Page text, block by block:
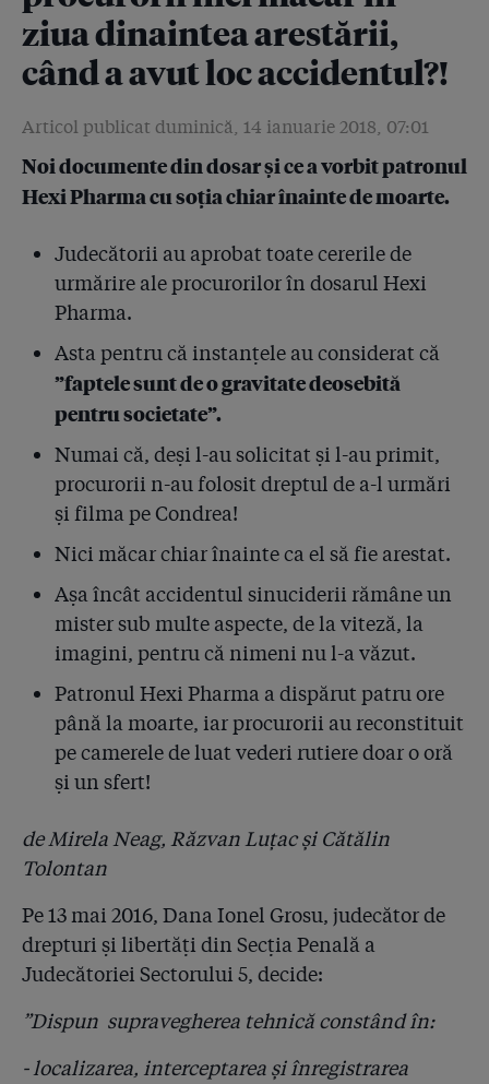
2.5 #Colectiv: Drapelul țesut cu fir de șpagă (I)
2.6
#Colectiv: Drapelul țesut cu fir de șpagă (II). Lista
Raed Arafat?
2.7
Pompierii au autorizat firma care a pus artificiile la
Colectiv să facă un show pirotehnic pe Național
Arena, stadion pe care tot pompierii nu l-au
Sora și nepotul colonelului Aldoiu, șeful celor doi
pompieri de la Colectiv, au o firmă pe baza căreia se
iau avize ISU
DNA a clasat de două ori un dosar penal cu
”sponsorizările” pompierilor! Judecătorul:
"Sponsorizările sînt vinovății în lanțul cauzal al
#Colectiv: Raed Arafat știa de sponsorizări! Cum
arată documentele și ce spune șeful suprem al ISU
2.11
Pentru ce firmă le ceruseră pompierii bani patronilor
Coloneii care-i conduc pe pompieri refuză să facă
public Raportul de control al sponsorizărilor! Reacția
premierului Cioloș
#COLECTIV: Șefii IGSU își bat joc de cetățeni și de
promisiunea de transparență a premierului Cioloș
Ați mințit! Pompierii știau de clubul Colectiv cu cinci
Gazetei, Arafat a ordonat azi noapte o anchetă la ISU
ISU!” Cine va plăti 50 de milioane de euro
despăgubiri?
2.16
7 mărturii favorabile lui Raed Arafat. Dar ce s-a
printre noi? De ce nu demisionează și Arafat?!”
ziua dinaintea arestării,
când a avut loc accidentul?!
Articol publicat duminică, 14 ianuarie 2018, 07:01
Noi documente din dosar și ce a vorbit patronul
Hexi Pharma cu soția chiar înainte de moarte.
Judecătorii au aprobat toate cererile de
urmărire ale procurorilor în dosarul Hexi
Pharma.
Asta pentru că instanțele au considerat că
”faptele sunt de o gravitate deosebită
pentru societate”.
Numai că, deși l-au solicitat și l-au primit,
procurorii n-au folosit dreptul de a-l urmări
și filma pe Condrea!
Nici măcar chiar înainte ca el să fie arestat.
Așa încât accidentul sinuciderii rămâne un
mister sub multe aspecte, de la viteză, la
imagini, pentru că nimeni nu l-a văzut.
Patronul Hexi Pharma a dispărut patru ore
până la moarte, iar procurorii au reconstituit
pe camerele de luat vederi rutiere doar o oră
și un sfert!
de Mirela Neag, Răzvan Luțac și Cătălin
Tolontan
Pe 13 mai 2016, Dana Ionel Grosu, judecător de
drepturi și libertăți din Secția Penală a
Judecătoriei Sectorului 5, decide:
”Dispun supravegherea tehnică constând în:
- localizarea, interceptarea și înregistrarea